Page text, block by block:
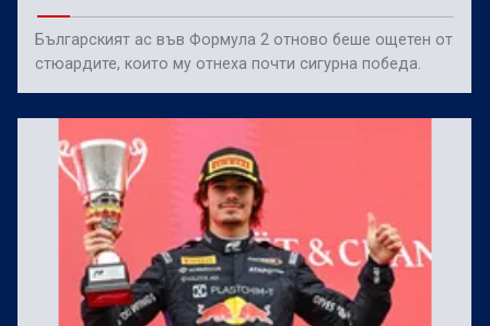
Българският ас във Формула 2 отново беше ощетен от
стюардите, които му отнеха почти сигурна победа.